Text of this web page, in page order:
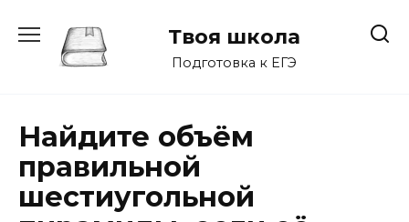
содержанию
Твоя школа
Подготовка к ЕГЭ
Найдите объём
правильной
шестиугольной